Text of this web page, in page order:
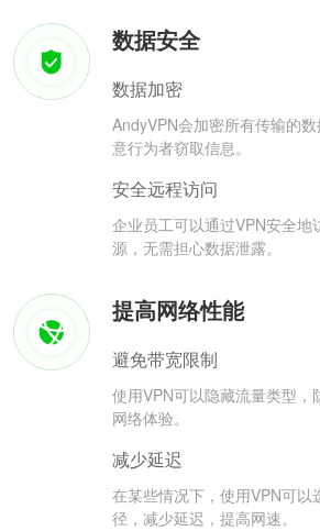
数据安全
数据加密
AndyVPN会加密所有传输的
意行为者窃取信息。
安全远程访问
企业员工可以通过VPN安全地
源，无需担心数据泄露。
提高网络性能
避免带宽限制
使用VPN可以隐藏流量类型，
网络体验。
减少延迟
在某些情况下，使用VPN可以
径，减少延迟，提高网速。